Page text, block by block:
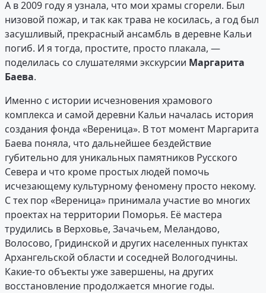
А в 2009 году я узнала, что мои храмы сгорели. Был
низовой пожар, и так как трава не косилась, а год был
засушливый, прекрасный ансамбль в деревне Кальи
погиб. И я тогда, простите, просто плакала, —
поделилась со слушателями экскурсии Маргарита
Баева.
Именно с истории исчезновения храмового
комплекса и самой деревни Кальи началась история
создания фонда «Вереница». В тот момент Маргарита
Баева поняла, что дальнейшее бездействие
губительно для уникальных памятников Русского
Севера и что кроме простых людей помочь
исчезающему культурному феномену просто некому.
С тех пор «Вереница» принимала участие во многих
проектах на территории Поморья. Её мастера
трудились в Верховье, Зачачьем, Меландово,
Волосово, Гридинской и других населенных пунктах
Архангельской области и соседней Вологодчины.
Какие-то объекты уже завершены, на других
восстановление продолжается многие годы.